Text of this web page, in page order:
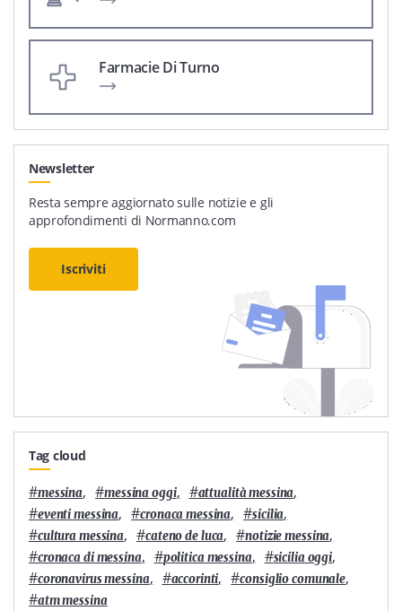
Farmacie Di Turno
Newsletter
Resta sempre aggiornato sulle notizie e gli
approfondimenti di Normanno.com
Iscriviti
Tag cloud
#messina, #messina oggi, #attualità messina,
#eventi messina, #cronaca messina, #sicilia,
#cultura messina, #cateno de luca, #notizie messina,
#cronaca di messina, #politica messina, #sicilia oggi,
#coronavirus messina, #accorinti, #consiglio comunale,
#atm messina